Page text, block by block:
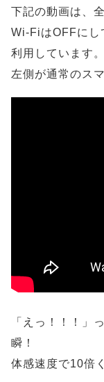
下記の動画は、
Wi-FiはOFFにし
利用しています。
左側が通常のス
「えっ！！！」
瞬！
体感速度で10倍